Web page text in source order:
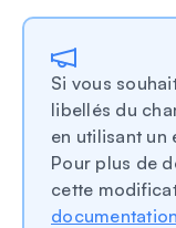
Si vous
libellés du
en utilisant un
Pour plus de
cette